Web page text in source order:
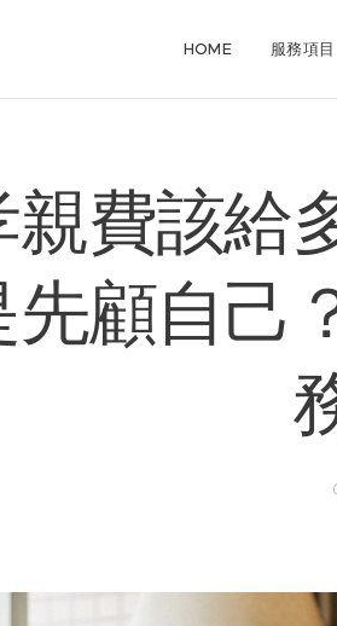
HOME 服務項目
親費該給
先顧自己